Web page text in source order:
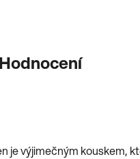
Hodnocení
je výjimečným kouskem,